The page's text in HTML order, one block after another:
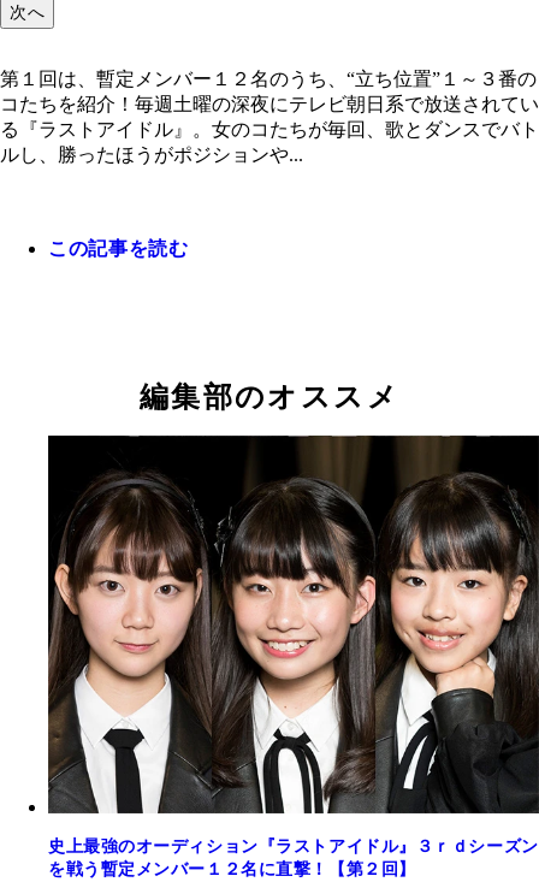
次へ
第１回は、暫定メンバー１２名のうち、“立ち位置”１～３番の
コたちを紹介！毎週土曜の深夜にテレビ朝日系で放送されてい
る『ラストアイドル』。女のコたちが毎回、歌とダンスでバト
ルし、勝ったほうがポジションや...
この記事を読む
編集部のオススメ
史上最強のオーディション『ラストアイドル』３ｒｄシーズン
を戦う暫定メンバー１２名に直撃！【第２回】